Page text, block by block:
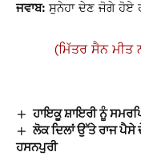
ਜਵਾਬ: ਸੁਨੇਹਾ ਦੇਣ ਜੋਗੇ ਹੋਏ
(ਮਿੱਤਰ ਸੈਨ
ਹਾਇਕੂ ਸ਼ਾਇਰੀ ਨੂੰ
ਲੋਕ ਦਿਲਾਂ ਉੱਤੇ ਰਾਜ ਪੈਸੇ
ਹਸਨਪੁਰੀ